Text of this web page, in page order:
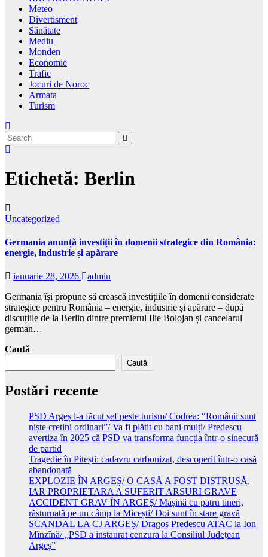
Meteo
Divertisment
Sănătate
Mediu
Monden
Economie
Trafic
Jocuri de Noroc
Armata
Turism
Etichetă: Berlin
Uncategorized
Germania anunță investiții în domenii strategice din România:
energie, industrie și apărare
ianuarie 28, 2026
admin
Germania își propune să crească investițiile în domenii considerate
strategice pentru România – energie, industrie și apărare – după
discuțiile de la Berlin dintre premierul Ilie Bolojan și cancelarul
german…
Caută
Caută
Postări recente
PSD Argeș l-a făcut șef peste turism/ Codrea: “Românii sunt
niște cretini ordinari”/ Va fi plătit cu bani mulți/ Predescu
avertiza în 2025 că PSD va transforma funcția într-o sinecură
de partid
Tragedie în Pitești: cadavru carbonizat, descoperit într-o casă
abandonată
EXPLOZIE ÎN ARGEȘ/ O CASĂ A FOST DISTRUSĂ,
IAR PROPRIETARA A SUFERIT ARSURI GRAVE
ACCIDENT GRAV ÎN ARGEȘ/ Mașină cu patru tineri,
răsturnată pe un câmp la Micești/ Doi sunt în stare gravă
SCANDAL LA CJ ARGEȘ/ Dragoș Predescu ATAC la Ion
Mînzînă/ „PSD a instaurat cenzura la Consiliul Județean
Argeș”